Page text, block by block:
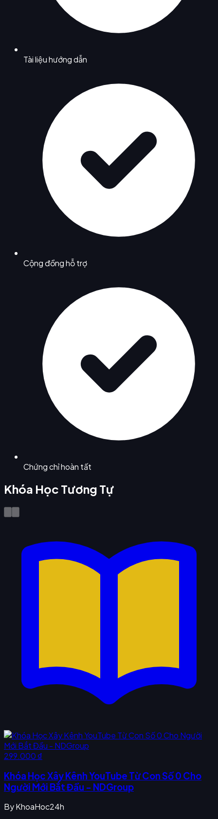
Tài liệu hướng dẫn
Cộng đồng hỗ trợ
Chứng chỉ hoàn tất
Khóa Học Tương Tự
299.000 ₫
Khóa Học Xây Kênh YouTube Từ Con Số 0 Cho
Người Mới Bắt Đầu - NDGroup
ByKhoaHoc24h